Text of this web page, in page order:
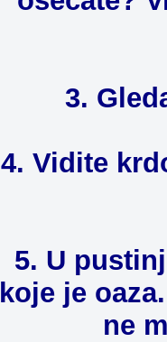
3.
4. Vidite
5. U
koje je
ne